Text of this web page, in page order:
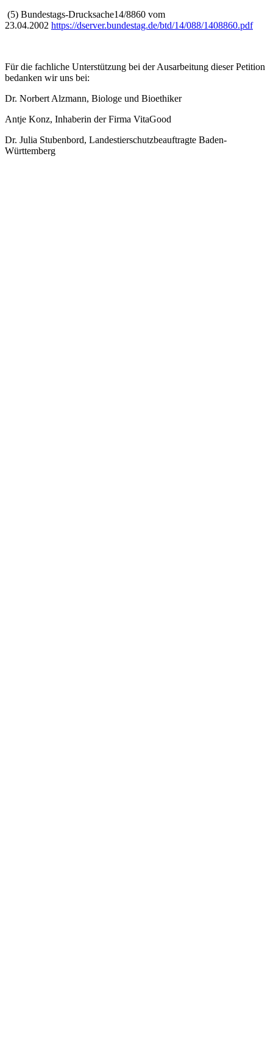
(5) Bundestags-Drucksache14/8860 vom
23.04.2002 https://dserver.bundestag.de/btd/14/088/1408860.pdf
Für die fachliche Unterstützung bei der Ausarbeitung dieser Petition
bedanken wir uns bei:
Dr. Norbert Alzmann, Biologe und Bioethiker
Antje Konz, Inhaberin der Firma VitaGood
Dr. Julia Stubenbord, Landestierschutzbeauftragte Baden-
Württemberg